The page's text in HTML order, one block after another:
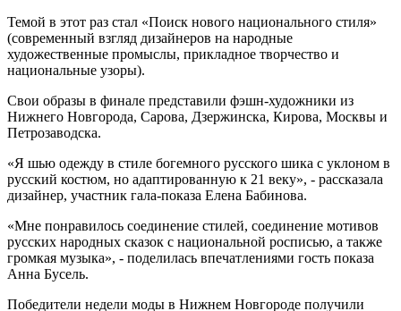
Темой в этот раз стал «Поиск нового национального стиля»
(современный взгляд дизайнеров на народные
художественные промыслы, прикладное творчество и
национальные узоры).
Свои образы в финале представили фэшн-художники из
Нижнего Новгорода, Сарова, Дзержинска, Кирова, Москвы и
Петрозаводска.
«Я шью одежду в стиле богемного русского шика с уклоном в
русский костюм, но адаптированную к 21 веку», - рассказала
дизайнер, участник гала-показа Елена Бабинова.
«Мне понравилось соединение стилей, соединение мотивов
русских народных сказок с национальной росписью, а также
громкая музыка», - поделилась впечатлениями гость показа
Анна Бусель.
Победители недели моды в Нижнем Новгороде получили